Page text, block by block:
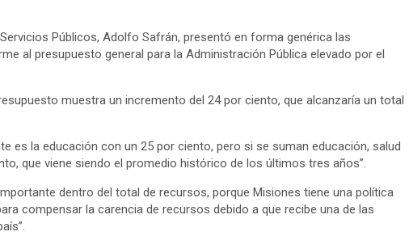
Públicos, Adolfo Safrán, presentó en forma genérica las
al presupuesto general para la Administración Pública elevado por el
muestra un incremento del 24 por ciento, que alcanzaría un total
es la educación con un 25 por ciento, pero si se suman educación, salud
que viene siendo el promedio histórico de los últimos tres años”.
dentro del total de recursos, porque Misiones tiene una política
compensar la carencia de recursos debido a que recibe una de las